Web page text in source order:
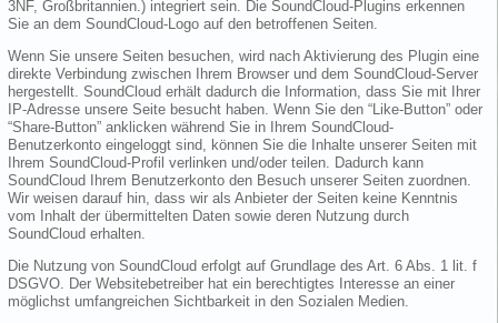
3NF, Großbritannien.) integriert sein. Die SoundCloud-Plugins erkennen
Sie an dem SoundCloud-Logo auf den betroffenen Seiten.
Wenn Sie unsere Seiten besuchen, wird nach Aktivierung des Plugin eine
direkte Verbindung zwischen Ihrem Browser und dem SoundCloud-Server
hergestellt. SoundCloud erhält dadurch die Information, dass Sie mit Ihrer
IP-Adresse unsere Seite besucht haben. Wenn Sie den “Like-Button” oder
“Share-Button” anklicken während Sie in Ihrem SoundCloud-
Benutzerkonto eingeloggt sind, können Sie die Inhalte unserer Seiten mit
Ihrem SoundCloud-Profil verlinken und/oder teilen. Dadurch kann
SoundCloud Ihrem Benutzerkonto den Besuch unserer Seiten zuordnen.
Wir weisen darauf hin, dass wir als Anbieter der Seiten keine Kenntnis
vom Inhalt der übermittelten Daten sowie deren Nutzung durch
SoundCloud erhalten.
Die Nutzung von SoundCloud erfolgt auf Grundlage des Art. 6 Abs. 1 lit. f
DSGVO. Der Websitebetreiber hat ein berechtigtes Interesse an einer
möglichst umfangreichen Sichtbarkeit in den Sozialen Medien.